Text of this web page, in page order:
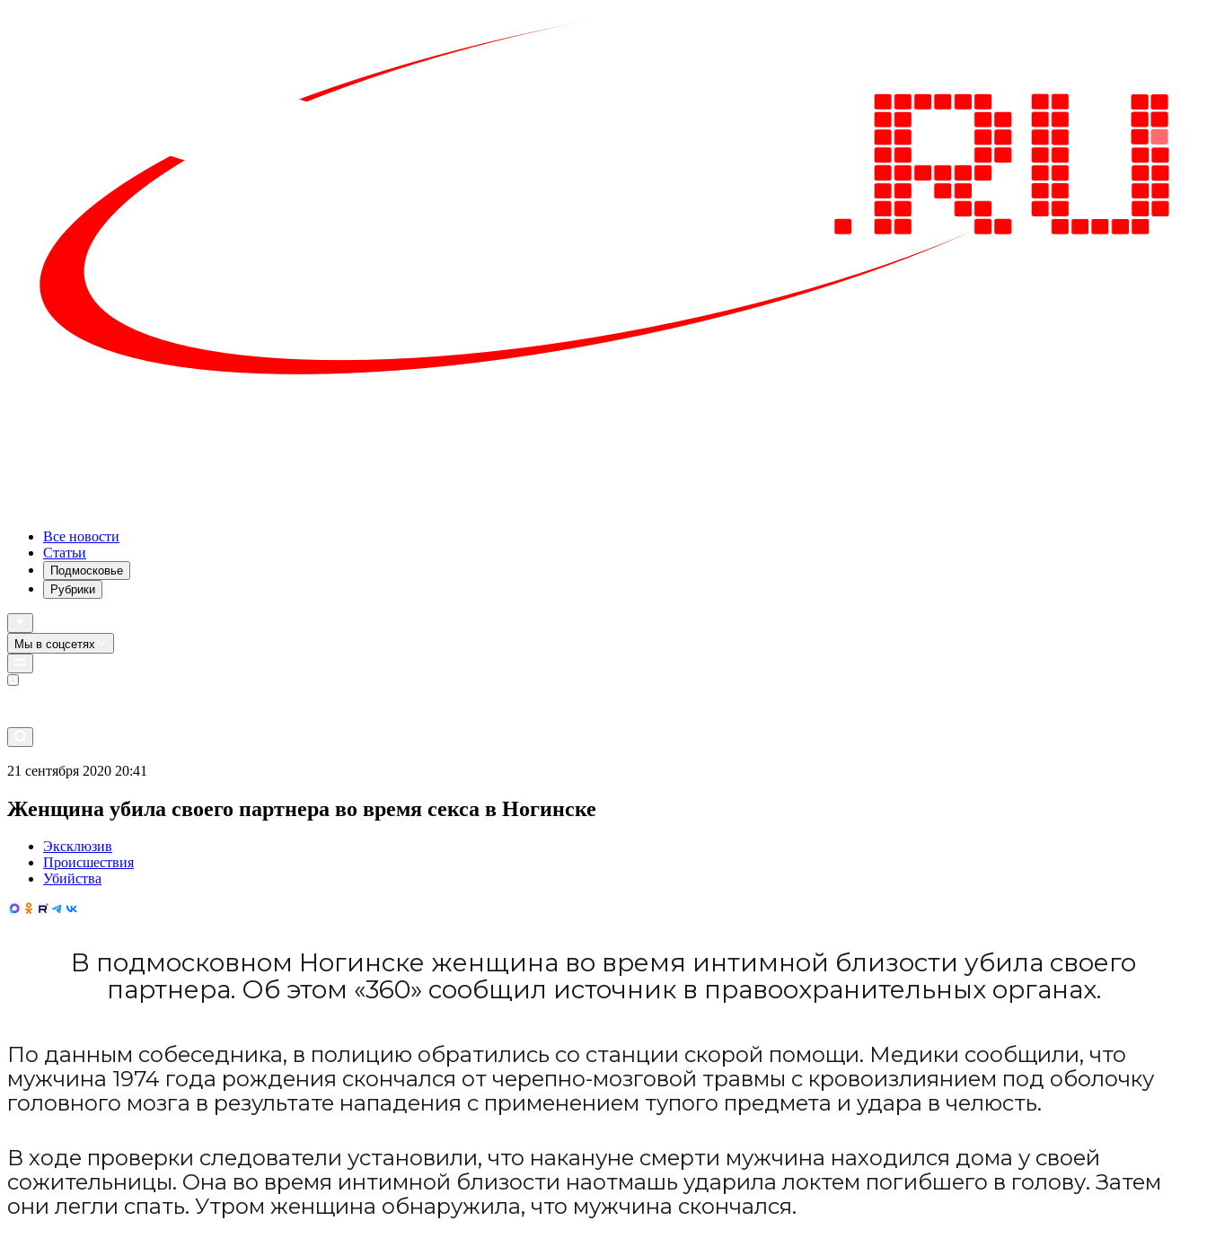
Все новости
Статьи
Подмосковье
Рубрики
Мы в соцсетях
21 сентября 2020 20:41
Женщина убила своего партнера во время секса в Ногинске
Эксклюзив
Происшествия
Убийства
В подмосковном Ногинске женщина во время интимной близости убила своего
партнера. Об этом «360» сообщил источник в правоохранительных органах.
По данным собеседника, в полицию обратились со станции скорой помощи. Медики сообщили, что
мужчина 1974 года рождения скончался от черепно-мозговой травмы с кровоизлиянием под оболочку
головного мозга в результате нападения с применением тупого предмета и удара в челюсть.
В ходе проверки следователи установили, что накануне смерти мужчина находился дома у своей
сожительницы. Она во время интимной близости наотмашь ударила локтем погибшего в голову. Затем
они легли спать. Утром женщина обнаружила, что мужчина скончался.